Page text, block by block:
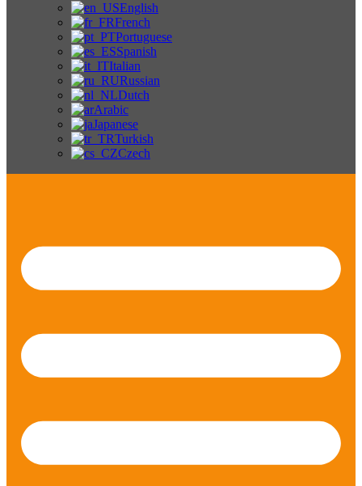
English
French
Portuguese
Spanish
Italian
Russian
Dutch
Arabic
Japanese
Turkish
Czech